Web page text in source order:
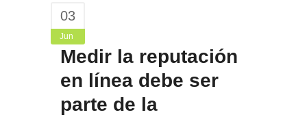
03
Jun
Medir la reputación
en línea debe ser
parte de la